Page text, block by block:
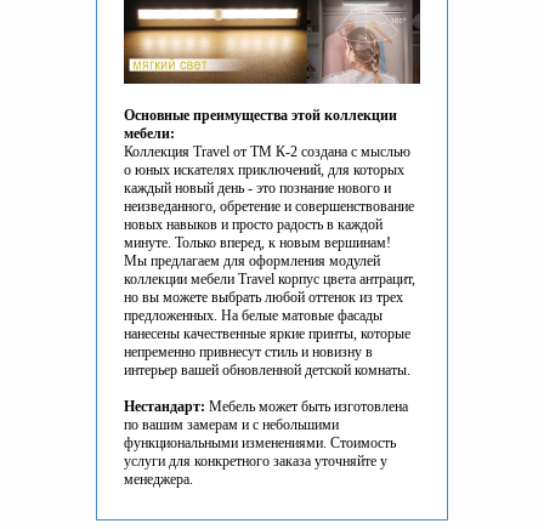
Основные преимущества этой коллекции
мебели:
Коллекция Travel от ТМ К-2 создана с мыслью
о юных искателях приключений, для которых
каждый новый день - это познание нового и
неизведанного, обретение и совершенствование
новых навыков и просто радость в каждой
минуте. Только вперед, к новым вершинам!
Мы предлагаем для оформления модулей
коллекции мебели Travel корпус цвета антрацит,
но вы можете выбрать любой оттенок из трех
предложенных. На белые матовые фасады
нанесены качественные яркие принты, которые
непременно привнесут стиль и новизну в
интерьер вашей обновленной детской комнаты.
Нестандарт: Мебель может быть изготовлена
по вашим замерам и с небольшими
функциональными изменениями. Стоимость
услуги для конкретного заказа уточняйте у
менеджера.